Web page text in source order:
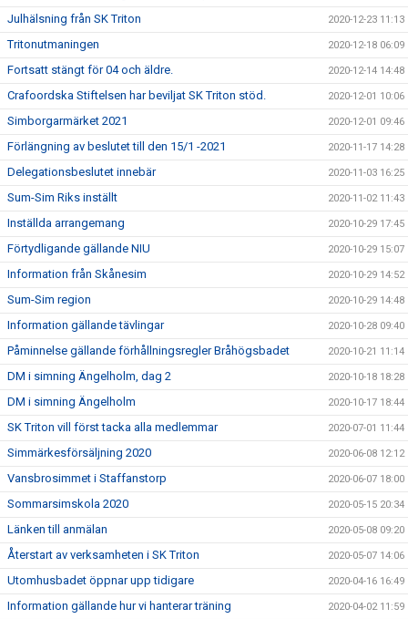
Julhälsning från SK Triton 2020-12-23 11:13
Tritonutmaningen 2020-12-18 06:09
Fortsatt stängt för 04 och äldre. 2020-12-14 14:48
Crafoordska Stiftelsen har beviljat SK Triton stöd. 2020-12-01 10:06
Simborgarmärket 2021 2020-12-01 09:46
Förlängning av beslutet till den 15/1 -2021 2020-11-17 14:28
Delegationsbeslutet innebär 2020-11-03 16:25
Sum-Sim Riks inställt 2020-11-02 11:43
Inställda arrangemang 2020-10-29 17:45
Förtydligande gällande NIU 2020-10-29 15:07
Information från Skånesim 2020-10-29 14:52
Sum-Sim region 2020-10-29 14:48
Information gällande tävlingar 2020-10-28 09:40
Påminnelse gällande förhållningsregler Bråhögsbadet 2020-10-21 11:14
DM i simning Ängelholm, dag 2 2020-10-18 18:28
DM i simning Ängelholm 2020-10-17 18:44
SK Triton vill först tacka alla medlemmar 2020-07-01 11:44
Simmärkesförsäljning 2020 2020-06-08 12:12
Vansbrosimmet i Staffanstorp 2020-06-07 18:00
Sommarsimskola 2020 2020-05-15 20:34
Länken till anmälan 2020-05-08 09:20
Återstart av verksamheten i SK Triton 2020-05-07 14:06
Utomhusbadet öppnar upp tidigare 2020-04-16 16:49
Information gällande hur vi hanterar träning 2020-04-02 11:59